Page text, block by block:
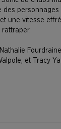
des personnages
une vitesse
et Tracy